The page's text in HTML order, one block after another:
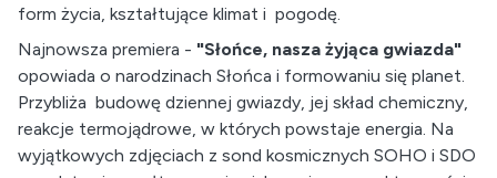
form życia, kształtujące klimat i pogodę.
Najnowsza premiera - "Słońce, nasza żyjąca gwiazda"
opowiada o narodzinach Słońca i formowaniu się planet.
Przybliża budowę dziennej gwiazdy, jej skład chemiczny,
reakcje termojądrowe, w których powstaje energia. Na
wyjątkowych zdjęciach z sond kosmicznych SOHO i SDO